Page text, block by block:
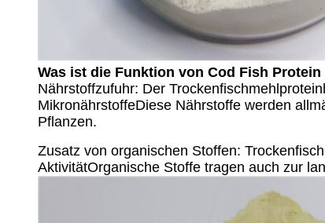
Was ist die Funktion von Cod Fish
Nährstoffzufuhr: Der
MikronährstoffeDiese Nährstoffe werden
Pflanzen.
Zusatz von organischen Stoffen:
AktivitätOrganische Stoffe tragen auch zur